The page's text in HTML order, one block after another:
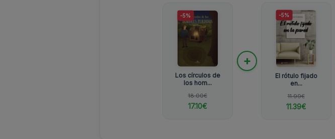
-5%
Los círculos de
los hom...
18.00€
17.10€
+
-5%
El rótulo fijado
en...
11.99€
11.39€